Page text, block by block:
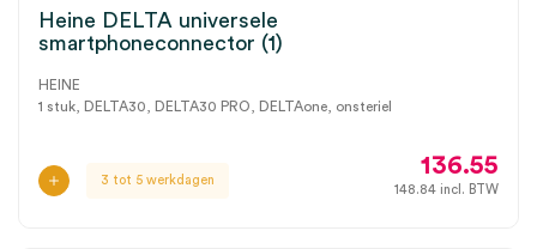
Heine DELTA universele
smartphoneconnector (1)
HEINE
1 stuk, DELTA30, DELTA30 PRO, DELTAone, onsteriel
3 tot 5 werkdagen
136.55
148.84 incl. BTW